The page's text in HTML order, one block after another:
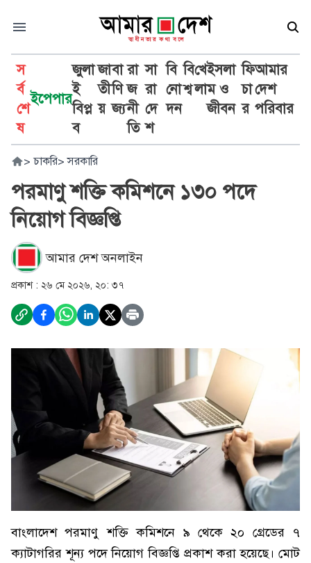
স
র্ব
শে
ষ
ইপেপার
জুলা
ই
বিপ্ল
ব
জা
তী
য়
বা
ণি
জ্য
রা
জ
নী
তি
সা
রা
দে
শ
বি
নো
দন
বি
শ্ব
খে
লা
ইসলা
ম ও
জীবন
ফি
চা
র
আমার
দেশ
পরিবার
> চাকরি> সরকারি
পরমাণু শক্তি কমিশনে ১৩০ পদে
নিয়োগ বিজ্ঞপ্তি
আমার দেশ অনলাইন
প্রকাশ : ২৬ মে ২০২৬, ২০: ৩৭
বাংলাদেশ পরমাণু শক্তি কমিশনে ৯ থেকে ২০ গ্রেডের ৭
ক্যাটাগরির শূন্য পদে নিয়োগ বিজ্ঞপ্তি প্রকাশ করা হয়েছে। মোট